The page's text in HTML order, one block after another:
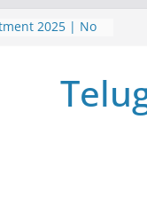
2025 | No
Jobs Survey
వర్క్ ఫ్రమ్ ఉద్యోగాలు